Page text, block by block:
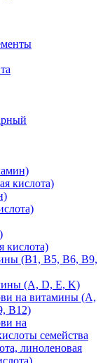
кислота)
кислота)
(B1, B5, B6, В9,
(A, D, E, K)
на витамины (A,
B12)
на
семейства
линоленовая